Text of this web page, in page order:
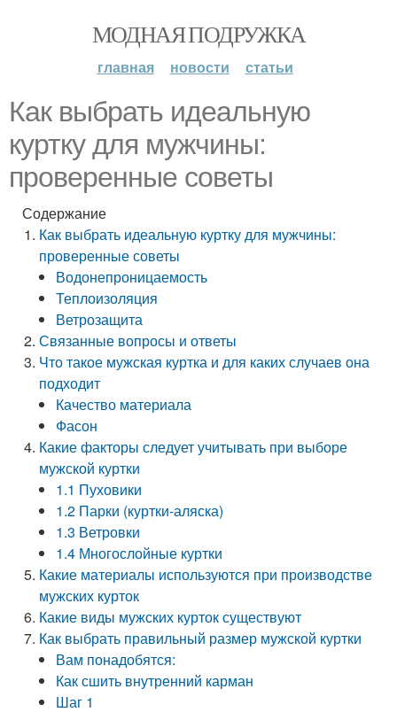
МОДНАЯ ПОДРУЖКА
главная новости статьи
Как выбрать идеальную
куртку для мужчины:
проверенные советы
Содержание
Как выбрать идеальную куртку для мужчины:
проверенные советы
Водонепроницаемость
Теплоизоляция
Ветрозащита
Связанные вопросы и ответы
Что такое мужская куртка и для каких случаев она
подходит
Качество материала
Фасон
Какие факторы следует учитывать при выборе
мужской куртки
1.1 Пуховики
1.2 Парки (куртки-аляска)
1.3 Ветровки
1.4 Многослойные куртки
Какие материалы используются при производстве
мужских курток
Какие виды мужских курток существуют
Как выбрать правильный размер мужской куртки
Вам понадобятся:
Как сшить внутренний карман
Шаг 1